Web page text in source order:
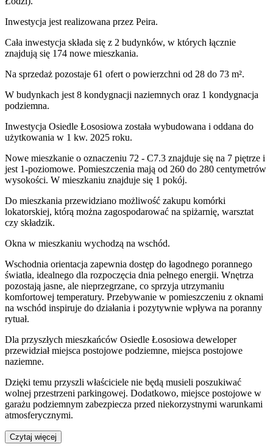
Inwestycja jest realizowana przez Peira.
Cała inwestycja składa się z 2 budynków, w których łącznie
znajdują się 174 nowe mieszkania.
Na sprzedaż pozostaje 61 ofert o powierzchni od 28 do 73 m².
W budynkach jest 8 kondygnacji naziemnych oraz 1 kondygnacja
podziemna.
Inwestycja Osiedle Łososiowa została wybudowana i oddana do
użytkowania w 1 kw. 2025 roku.
Nowe mieszkanie o oznaczeniu 72 - C7.3 znajduje się na 7 piętrze i
jest 1-poziomowe. Pomieszczenia mają od 260 do 280 centymetrów
wysokości. W mieszkaniu znajduje się 1 pokój.
Do mieszkania przewidziano możliwość zakupu komórki
lokatorskiej, którą można zagospodarować na spiżarnię, warsztat
czy składzik.
Okna w mieszkaniu wychodzą na wschód.
Wschodnia orientacja zapewnia dostęp do łagodnego porannego
światła, idealnego dla rozpoczęcia dnia pełnego energii. Wnętrza
pozostają jasne, ale nieprzegrzane, co sprzyja utrzymaniu
komfortowej temperatury. Przebywanie w pomieszczeniu z oknami
na wschód inspiruje do działania i pozytywnie wpływa na poranny
rytuał.
Dla przyszłych mieszkańców Osiedle Łososiowa deweloper
przewidziałmiejsca postojowe podziemne, miejsca postojowe
naziemne.
Dzięki temu przyszli właściciele nie będą musieli poszukiwać
wolnej przestrzeni parkingowej. Dodatkowo, miejsce postojowe w
garażu podziemnym zabezpiecza przed niekorzystnymi warunkami
atmosferycznymi.
Czytaj więcej